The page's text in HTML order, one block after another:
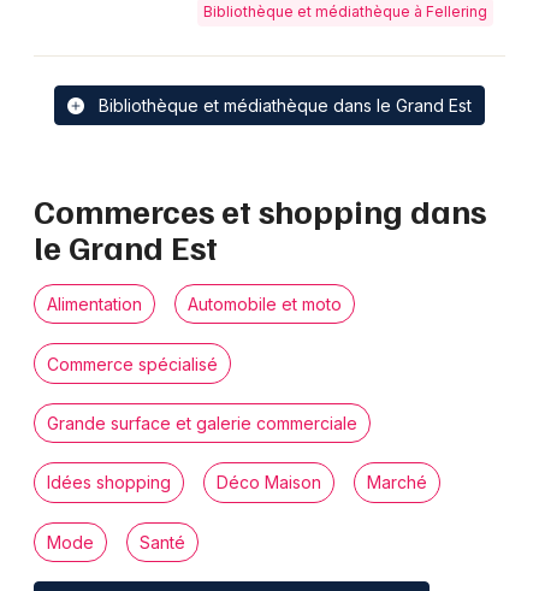
Bibliothèque et médiathèque à Fellering
Bibliothèque et médiathèque dans le Grand Est
Commerces et shopping dans
le Grand Est
Alimentation Automobile et moto
Commerce spécialisé
Grande surface et galerie commerciale
Idées shopping Déco Maison Marché
Mode Santé